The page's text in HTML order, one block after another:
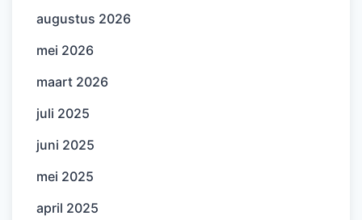
augustus 2026
mei 2026
maart 2026
juli 2025
juni 2025
mei 2025
april 2025